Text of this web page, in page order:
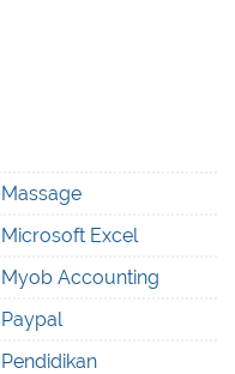
Massage
Microsoft Excel
Myob Accounting
Paypal
Pendidikan